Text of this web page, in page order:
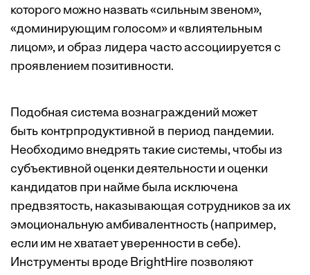
которого можно назвать «сильным звеном»,
«доминирующим голосом» и «влиятельным
лицом», и образ лидера часто ассоциируется с
проявлением позитивности.
Подобная система вознаграждений может
быть контрпродуктивной в период пандемии.
Необходимо внедрять такие системы, чтобы из
субъективной оценки деятельности и оценки
кандидатов при найме была исключена
предвзятость, наказывающая сотрудников за их
эмоциональную амбивалентность (например,
если им не хватаетуверенности в себе).
Инструменты вроде BrightHire позволяют